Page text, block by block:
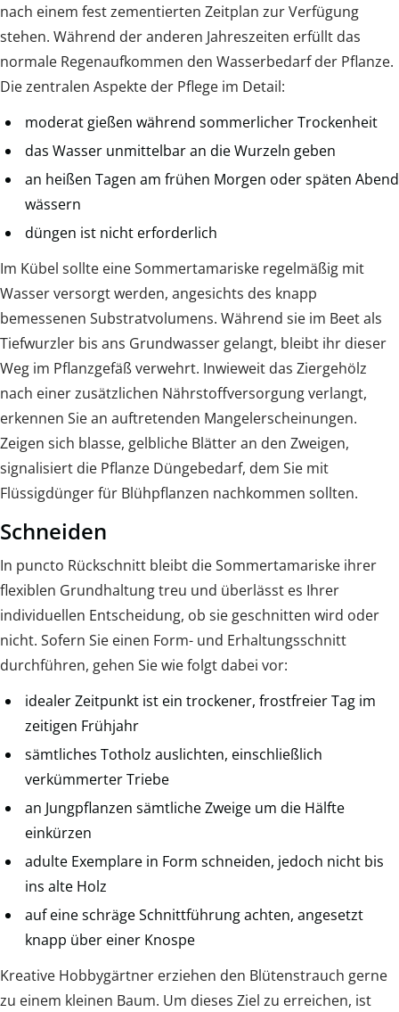
nach einem fest zementierten Zeitplan zur Verfügung
stehen. Während der anderen Jahreszeiten erfüllt das
normale Regenaufkommen den Wasserbedarf der Pflanze.
Die zentralen Aspekte der Pflege im Detail:
moderat gießen während sommerlicher Trockenheit
das Wasser unmittelbar an die Wurzeln geben
an heißen Tagen am frühen Morgen oder späten Abend
wässern
düngen ist nicht erforderlich
Im Kübel sollte eine Sommertamariske regelmäßig mit
Wasser versorgt werden, angesichts des knapp
bemessenen Substratvolumens. Während sie im Beet als
Tiefwurzler bis ans Grundwasser gelangt, bleibt ihr dieser
Weg im Pflanzgefäß verwehrt. Inwieweit das Ziergehölz
nach einer zusätzlichen Nährstoffversorgung verlangt,
erkennen Sie an auftretenden Mangelerscheinungen.
Zeigen sich blasse, gelbliche Blätter an den Zweigen,
signalisiert die Pflanze Düngebedarf, dem Sie mit
Flüssigdünger für Blühpflanzen nachkommen sollten.
Schneiden
In puncto Rückschnitt bleibt die Sommertamariske ihrer
flexiblen Grundhaltung treu und überlässt es Ihrer
individuellen Entscheidung, ob sie geschnitten wird oder
nicht. Sofern Sie einen Form- und Erhaltungsschnitt
durchführen, gehen Sie wie folgt dabei vor:
idealer Zeitpunkt ist ein trockener, frostfreier Tag im
zeitigen Frühjahr
sämtliches Totholz auslichten, einschließlich
verkümmerter Triebe
an Jungpflanzen sämtliche Zweige um die Hälfte
einkürzen
adulte Exemplare in Form schneiden, jedoch nicht bis
ins alte Holz
auf eine schräge Schnittführung achten, angesetzt
knapp über einer Knospe
Kreative Hobbygärtner erziehen den Blütenstrauch gerne
zu einem kleinen Baum. Um dieses Ziel zu erreichen, ist